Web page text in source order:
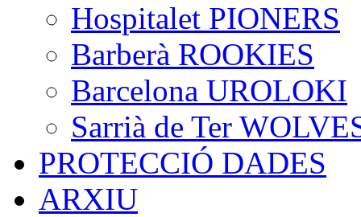
Hospitalet PIONERS
Barberà ROOKIES
Barcelona UROLOKI
Sarrià de Ter
PROTECCIÓ DADES
ARXIU